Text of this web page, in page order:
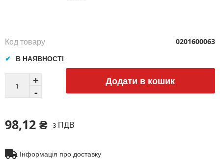
Додати в кошик
98,12 ₴ з ПДВ
В НАЯВНОСТІ
Код товару 0201600063
Інформація про доставку